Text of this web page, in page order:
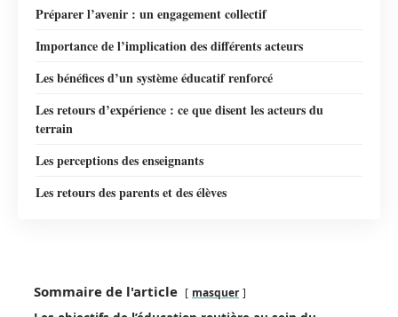
Préparer l’avenir : un engagement collectif
Importance de l’implication des différents acteurs
Les bénéfices d’un système éducatif renforcé
Les retours d’expérience : ce que disent les acteurs du
terrain
Les perceptions des enseignants
Les retours des parents et des élèves
Sommaire de l'article masquer